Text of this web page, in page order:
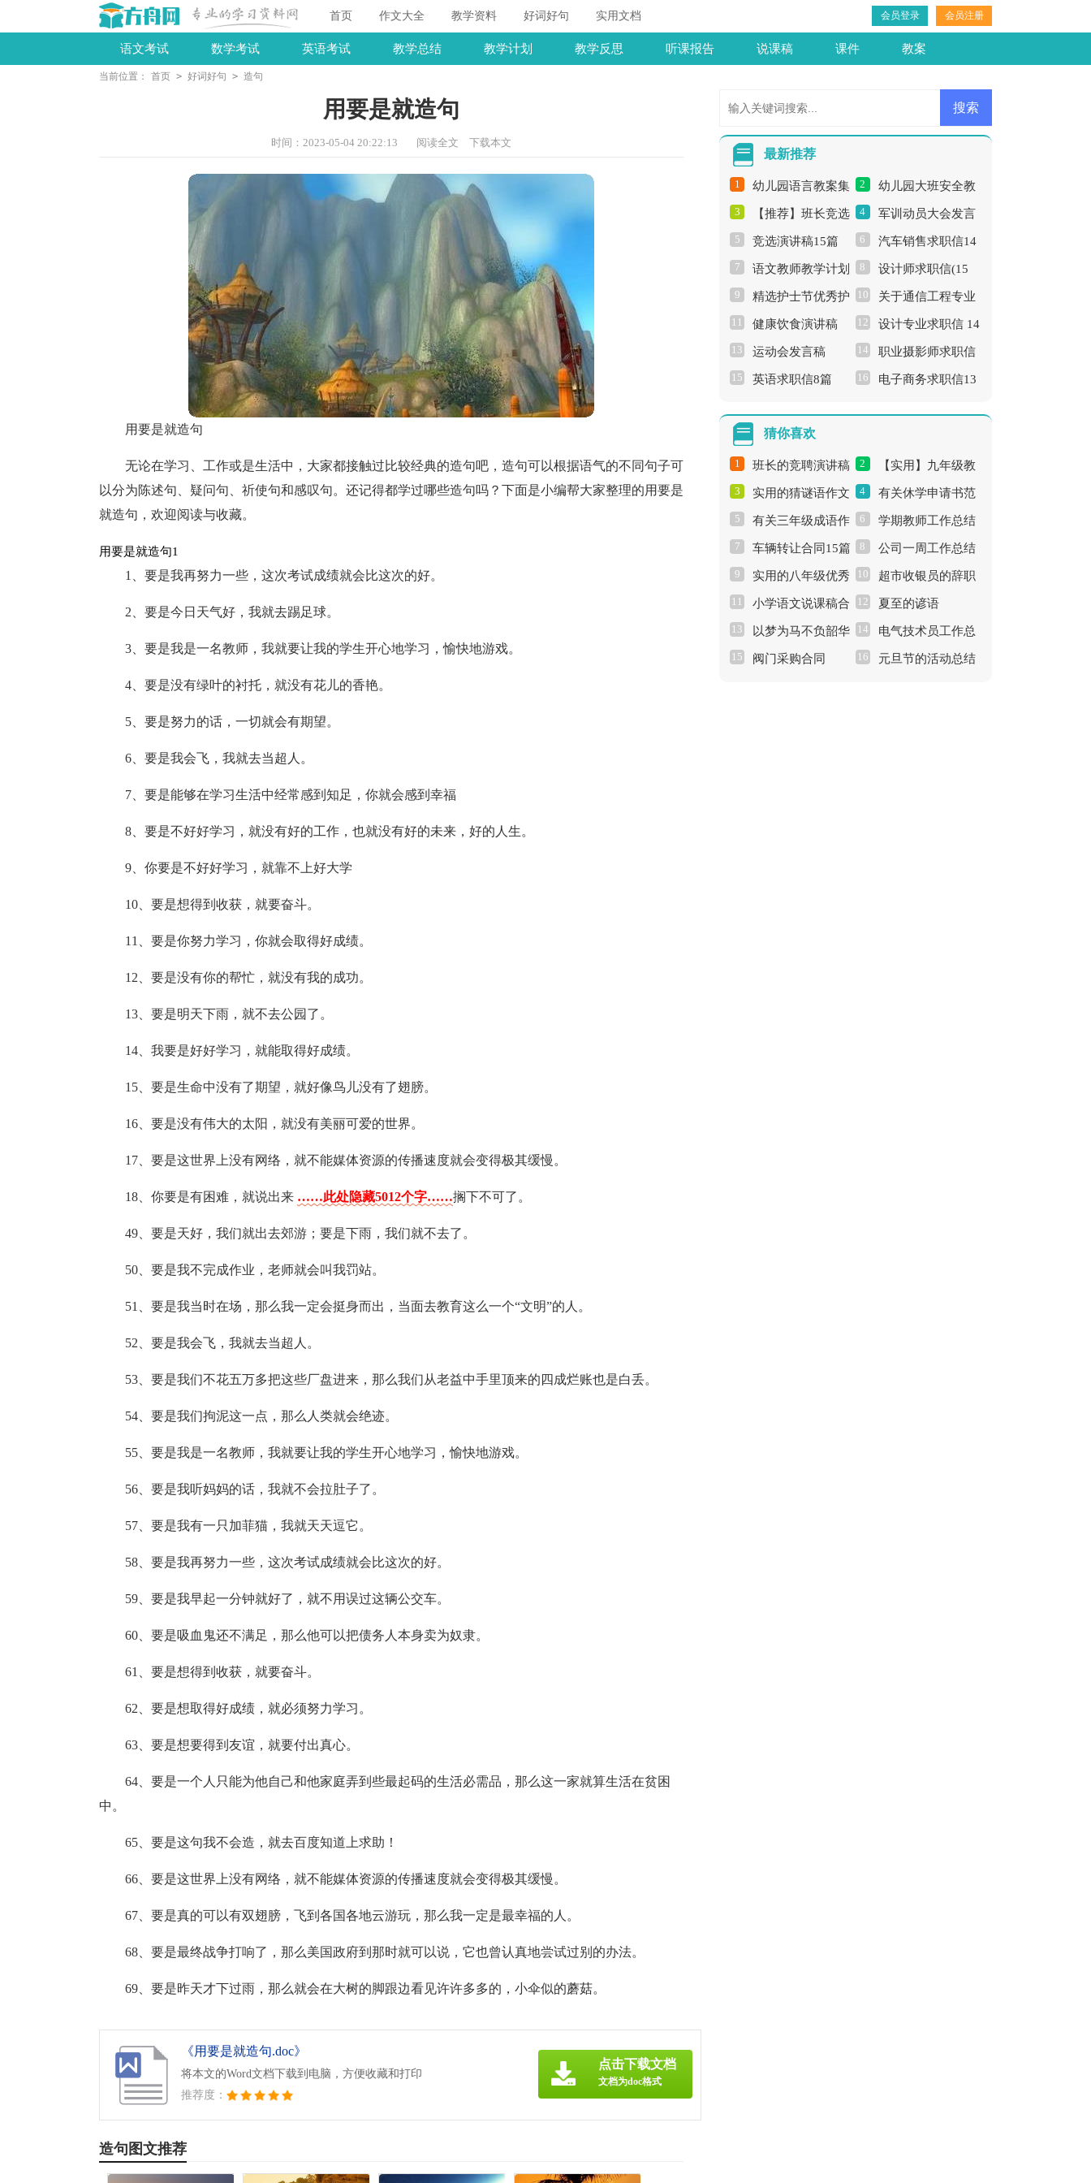
首页 作文大全 教学资料 好词好句 实用文档 会员登录 会员注册
语文考试 数学考试 英语考试 教学总结 教学计划 教学反思 听课报告 说课稿 课件 教案
当前位置： 首页 > 好词好句 > 造句
用要是就造句
时间：2023-05-04 20:22:13 阅读全文 下载本文
用要是就造句
无论在学习、工作或是生活中，大家都接触过比较经典的造句吧，造句可以根据语气的不同句子可
以分为陈述句、疑问句、祈使句和感叹句。还记得都学过哪些造句吗？下面是小编帮大家整理的用要是
就造句，欢迎阅读与收藏。
用要是就造句1
1、要是我再努力一些，这次考试成绩就会比这次的好。
2、要是今日天气好，我就去踢足球。
3、要是我是一名教师，我就要让我的学生开心地学习，愉快地游戏。
4、要是没有绿叶的衬托，就没有花儿的香艳。
5、要是努力的话，一切就会有期望。
6、要是我会飞，我就去当超人。
7、要是能够在学习生活中经常感到知足，你就会感到幸福
8、要是不好好学习，就没有好的工作，也就没有好的未来，好的人生。
9、你要是不好好学习，就靠不上好大学
10、要是想得到收获，就要奋斗。
11、要是你努力学习，你就会取得好成绩。
12、要是没有你的帮忙，就没有我的成功。
13、要是明天下雨，就不去公园了。
14、我要是好好学习，就能取得好成绩。
15、要是生命中没有了期望，就好像鸟儿没有了翅膀。
16、要是没有伟大的太阳，就没有美丽可爱的世界。
17、要是这世界上没有网络，就不能媒体资源的传播速度就会变得极其缓慢。
18、你要是有困难，就说出来 ……此处隐藏5012个字……搁下不可了。
49、要是天好，我们就出去郊游；要是下雨，我们就不去了。
50、要是我不完成作业，老师就会叫我罚站。
51、要是我当时在场，那么我一定会挺身而出，当面去教育这么一个“文明”的人。
52、要是我会飞，我就去当超人。
53、要是我们不花五万多把这些厂盘进来，那么我们从老益中手里顶来的四成烂账也是白丢。
54、要是我们拘泥这一点，那么人类就会绝迹。
55、要是我是一名教师，我就要让我的学生开心地学习，愉快地游戏。
56、要是我听妈妈的话，我就不会拉肚子了。
57、要是我有一只加菲猫，我就天天逗它。
58、要是我再努力一些，这次考试成绩就会比这次的好。
59、要是我早起一分钟就好了，就不用误过这辆公交车。
60、要是吸血鬼还不满足，那么他可以把债务人本身卖为奴隶。
61、要是想得到收获，就要奋斗。
62、要是想取得好成绩，就必须努力学习。
63、要是想要得到友谊，就要付出真心。
64、要是一个人只能为他自己和他家庭弄到些最起码的生活必需品，那么这一家就算生活在贫困
中。
65、要是这句我不会造，就去百度知道上求助！
66、要是这世界上没有网络，就不能媒体资源的传播速度就会变得极其缓慢。
67、要是真的可以有双翅膀，飞到各国各地云游玩，那么我一定是最幸福的人。
68、要是最终战争打响了，那么美国政府到那时就可以说，它也曾认真地尝试过别的办法。
69、要是昨天才下过雨，那么就会在大树的脚跟边看见许许多多的，小伞似的蘑菇。
《用要是就造句.doc》
将本文的Word文档下载到电脑，方便收藏和打印
推荐度：
点击下载文档
文档为doc格式
造句图文推荐
最新推荐
1 幼儿园语言教案集
合15篇
2 幼儿园大班安全教
案集锦15篇
3 【推荐】班长竞选
演讲稿范文汇编7篇
4 军训动员大会发言
稿
5 竞选演讲稿15篇 6 汽车销售求职信14
篇
7 语文教师教学计划
合集15篇
8 设计师求职信(15
篇)
9 精选护士节优秀护
士演讲稿汇总5篇
10 关于通信工程专业
求职信
11 健康饮食演讲稿 12 设计专业求职信 14
篇
13 运动会发言稿 14 职业摄影师求职信
15 英语求职信8篇 16 电子商务求职信13
猜你喜欢
1 班长的竞聘演讲稿
范文集合10篇
2 【实用】九年级教
学计划四篇
3 实用的猜谜语作文
300字三篇
4 有关休学申请书范
文汇编九篇
5 有关三年级成语作
文300字合集六篇
6 学期教师工作总结
3篇
7 车辆转让合同15篇 8 公司一周工作总结
9 实用的八年级优秀
作文4篇
10 超市收银员的辞职
报告锦集六篇
11 小学语文说课稿合
集5篇
12 夏至的谚语
13 以梦为马不负韶华
演讲稿9篇
14 电气技术员工作总
结
15 阀门采购合同 16 元旦节的活动总结